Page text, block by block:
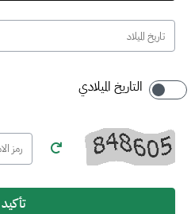
التاريخ الميلادي
تأكيد